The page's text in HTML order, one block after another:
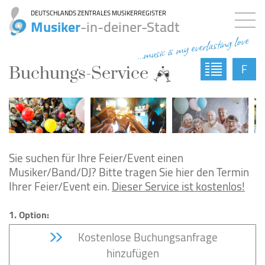
DEUTSCHLANDS ZENTRALES MUSIKERREGISTER
Musiker-in-deiner-Stadt
...music is my everlasting love
Buchungs-Service F
Sie suchen für Ihre Feier/Event einen
Musiker/Band/DJ? Bitte tragen Sie hier den Termin
Ihrer Feier/Event ein.Dieser Service ist kostenlos!
1. Option:
Kostenlose Buchungsanfrage
hinzufügen